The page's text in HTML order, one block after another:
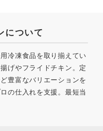
について
冷凍食品を取り揃えてい
げやフライドチキン。定
豊富なバリエーションを
の仕入れを支援。最短当